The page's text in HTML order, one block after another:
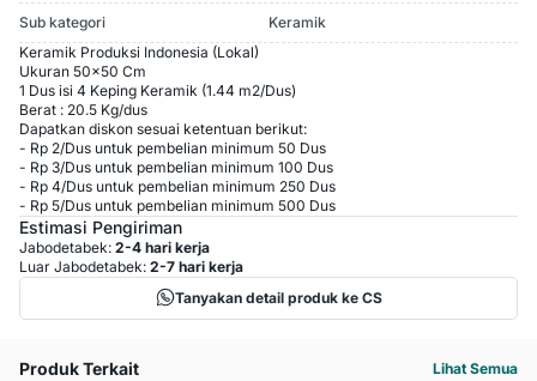
Sub kategori
Keramik
Keramik Produksi Indonesia (Lokal)
Ukuran 50x50 Cm
1 Dus isi 4 Keping Keramik (1.44 m2/Dus)
Berat : 20.5 Kg/dus
Dapatkan diskon sesuai ketentuan berikut:
- Rp 2/Dus untuk pembelian minimum 50 Dus
- Rp 3/Dus untuk pembelian minimum 100 Dus
- Rp 4/Dus untuk pembelian minimum 250 Dus
- Rp 5/Dus untuk pembelian minimum 500 Dus
Estimasi Pengiriman
Jabodetabek: 2-4 hari kerja
Luar Jabodetabek: 2-7 hari kerja
Tanyakan detail produk ke CS
Produk Terkait Lihat Semua